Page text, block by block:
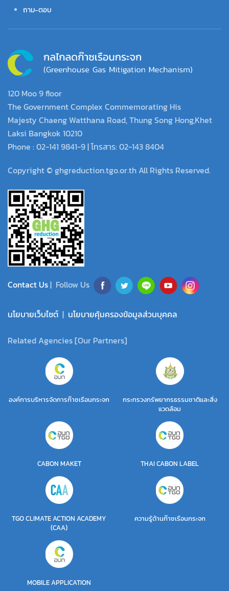
ถาม-ตอบ
120 Moo 9 floor
The Government Complex Commemorating His
Majesty Chaeng Watthana Road, Thung Song Hong,Khet
Laksi Bangkok 10210
Phone : 02-141 9841-9 | โทรสาร: 02-143 8404
Copyright © ghgreduction.tgo.or.th All Rights Reserved.
Contact Us| Follow Us
นโยบายเว็บไซต์ | นโยบายคุ้มครองข้อมูลส่วนบุคคล
Related Agencies [Our Partners]
องค์การบริหารจัดการก๊าซเรือนกระจก
กระทรวงทรัพยากรธรรมชาติและสิ่ง
แวดล้อม
CABON MAKET THAI CABON LABEL
TGO CLIMATE ACTION ACADEMY
(CAA)
ความรู้ด้านก๊าซเรือนกระจก
MOBILE APPLICATION